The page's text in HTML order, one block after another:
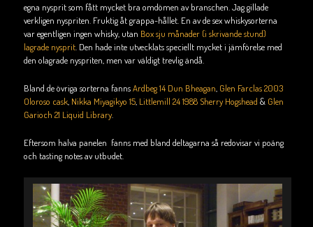
egna nysprit som fått mycket bra omdömen av branschen. Jag gillade
verkligen nyspriten. Fruktig åt grappa-hållet. En av de sex whiskysorterna
var egentligen ingen whisky, utan Box sju månader (i skrivande stund)
lagrade nysprit . Den hade inte utvecklats speciellt mycket i jämförelse med
den olagrade nyspriten, men var väldigt trevlig ändå.
Bland de övriga sorterna fannsArdbeg 14 Dun Bheagan Glen Farclas 2003
Oloroso cask Nikka Miyagikyo 15 Littlemill 24 1988 Sherry Hogshead & Glen
Garioch 21 Liquid Library.
Eftersom halva panelen fanns med bland deltagarna så redovisar vi poäng
och tasting notes av utbudet.